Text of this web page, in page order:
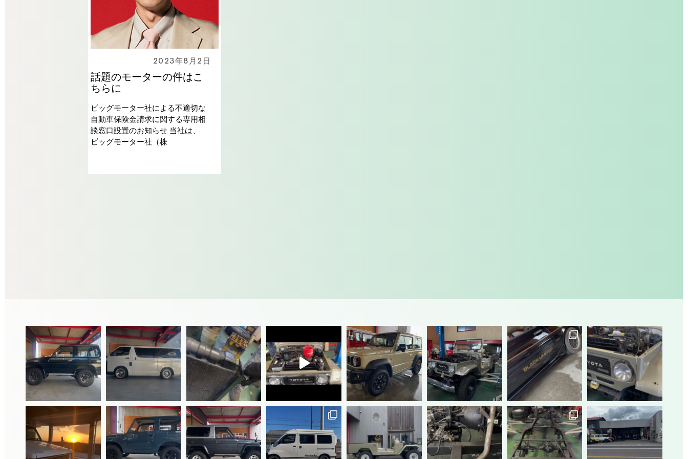
2023年8月2日
話題のモーターの件はこ
ちらに
ビッグモーター社による不適切な
自動車保険金請求に関する専用相
談窓口設置のお知らせ 当社は、
ビッグモーター社（株